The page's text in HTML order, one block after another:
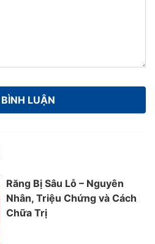
Răng Bị Sâu Lỗ – Nguyên
Nhân, Triệu Chứng và Cách
Chữa Trị